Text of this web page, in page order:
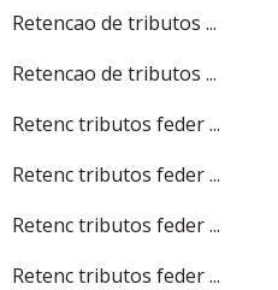
Retencao de tributos ...
Retencao de tributos ...
Retenc tributos feder ...
Retenc tributos feder ...
Retenc tributos feder ...
Retenc tributos feder ...